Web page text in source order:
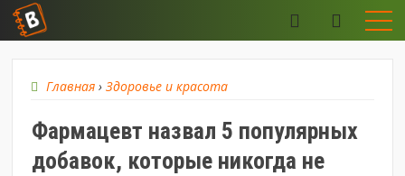
Главная ›Здоровье и красота
Фармацевт назвал 5 популярных
добавок, которые никогда не